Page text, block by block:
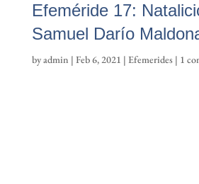
Efeméride 17:
Samuel Darío
byadmin | Feb 6, 2021 | Efemerides| 1